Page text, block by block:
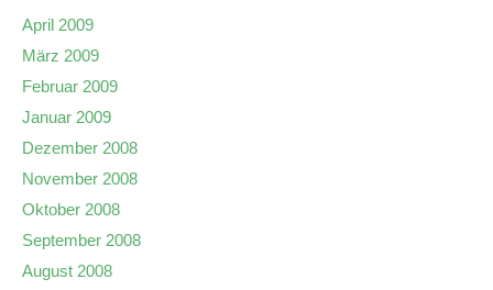
April 2009
März 2009
Februar 2009
Januar 2009
Dezember 2008
November 2008
Oktober 2008
September 2008
August 2008